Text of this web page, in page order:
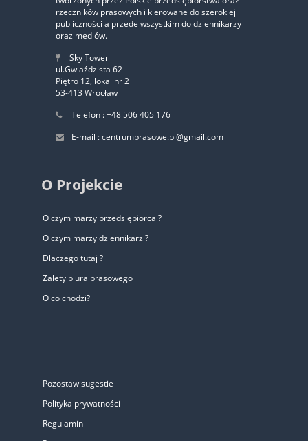
rzeczników prasowych i kierowane do szerokiej
publiczności a przede wszystkim do dziennikarzy
oraz mediów.
Sky Tower
ul.Gwiaździsta 62
Piętro 12, lokal nr 2
53-413 Wrocław
Telefon : +48 506 405 176
E-mail : centrumprasowe.pl@gmail.com
O Projekcie
O czym marzy przedsiębiorca ?
O czym marzy dziennikarz ?
Dlaczego tutaj ?
Zalety biura prasowego
O co chodzi?
Pozostaw sugestie
Polityka prywatności
Regulamin